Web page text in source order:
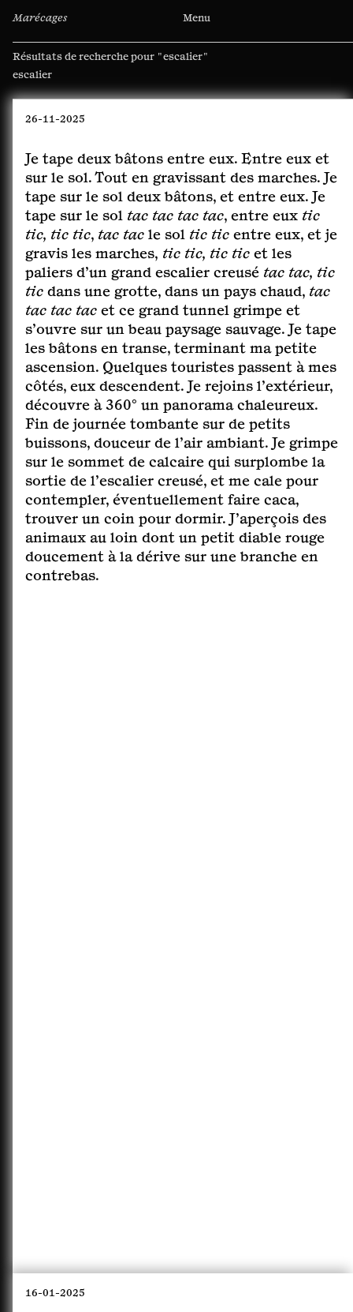
Marécages Menu
Résultats de recherche pour "escalier"
Rechercher :
26-11-2025
Je tape deux bâtons entre eux. Entre eux et
sur le sol. Tout en gravissant des marches. Je
tape sur le sol deux bâtons, et entre eux. Je
tape sur le sol tac tac tac tac, entre eux tic
tic, tic tic, tac tac le sol tic tic entre eux, et je
gravis les marches, tic tic, tic tic et les
paliers d’un grand escalier creusé tac tac, tic
tic dans une grotte, dans un pays chaud, tac
tac tac tac et ce grand tunnel grimpe et
s’ouvre sur un beau paysage sauvage. Je tape
les bâtons en transe, terminant ma petite
ascension. Quelques touristes passent à mes
côtés, eux descendent. Je rejoins l’extérieur,
découvre à 360° un panorama chaleureux.
Fin de journée tombante sur de petits
buissons, douceur de l’air ambiant. Je grimpe
sur le sommet de calcaire qui surplombe la
sortie de l’escalier creusé, et me cale pour
contempler, éventuellement faire caca,
trouver un coin pour dormir. J’aperçois des
animaux au loin dont un petit diable rouge
doucement à la dérive sur une branche en
contrebas.
16-01-2025